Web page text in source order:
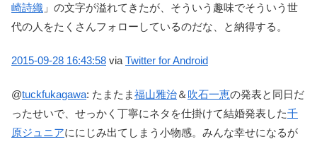
崎詩織 」の文字が溢れてきたが、そういう趣味でそういう世
代の人をたくさんフォローしているのだな、と納得する。
2015-09-28 16:43:58 via Twitter for Android
@tuckfukagawa: たまたま福山雅治＆ 吹石一恵の発表と同日だ
ったせいで、せっかく丁寧にネタを仕掛けて結婚発表した千
原ジュニアににじみ出てしまう小物感。みんな幸せになるが